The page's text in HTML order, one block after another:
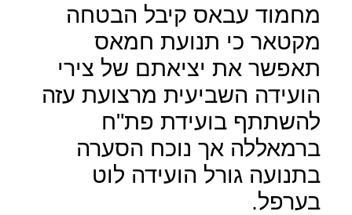
מחמוד עבאס קיבל הבטחה
מקטאר כי תנועת חמאס
תאפשר את יציאתם של צירי
הועידה השביעית מרצועת עזה
להשתתף בועידת פת"ח
ברמאללה אך נוכח הסערה
בתנועה גורל הועידה לוט
בערפל.